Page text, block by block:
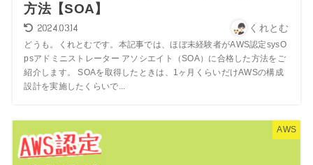
方法【SOA】
2024.03.14 くれとむ
どうも。くれとむです。本記事では、ほぼ未経験者がAWS認定sysO
psアドミニストレーター アソシエイト（SOA）に合格した方法をご
紹介します。 SOAを取得したときは、1ヶ月くらいだけAWSの構成
設計を実施したくらいで...
AWS